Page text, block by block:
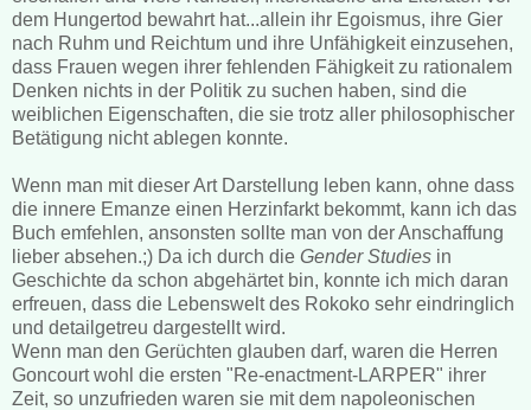
dem Hungertod bewahrt hat...allein ihr Egoismus, ihre Gier
nach Ruhm und Reichtum und ihre Unfähigkeit einzusehen,
dass Frauen wegen ihrer fehlenden Fähigkeit zu rationalem
Denken nichts in der Politik zu suchen haben, sind die
weiblichen Eigenschaften, die sie trotz aller philosophischer
Betätigung nicht ablegen konnte.
Wenn man mit dieser Art Darstellung leben kann, ohne dass
die innere Emanze einen Herzinfarkt bekommt, kann ich das
Buch emfehlen, ansonsten sollte man von der Anschaffung
lieber absehen.;) Da ich durch die Gender Studies in
Geschichte da schon abgehärtet bin, konnte ich mich daran
erfreuen, dass die Lebenswelt des Rokoko sehr eindringlich
und detailgetreu dargestellt wird.
Wenn man den Gerüchten glauben darf, waren die Herren
Goncourt wohl die ersten "Re-enactment-LARPER" ihrer
Zeit, so unzufrieden waren sie mit dem napoleonischen